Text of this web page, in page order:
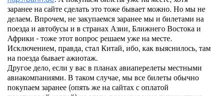
заранее на сайте сделать это тоже бывает можно. Но мы не
делаем. Впрочем, не закупаемся заранее мы и билетами на
поезда и автобусы и в странах Азии, Ближнего Востока и
Африки - тоже этот вопрос решаем уже на месте.
Исключением, правда, стал Китай, ибо, как выяснилось, там
на поезда бывает ажиотаж.
Другое дело, если у вас в планах авиаперелеты местными
авиакомпаниями. В таком случае, мы все билеты обычно
покупаем заранее (опять же на сайтах с оплатой